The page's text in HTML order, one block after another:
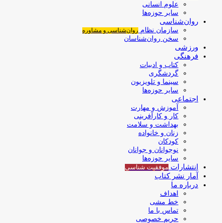
علوم انسانی
سایر حوزه‌ها
روان‌شناسی
سازمان نظام روان‌شناسی و مشاوره
سخن روان‌شناسان
ورزشی
فرهنگی
کتاب و ادبیات
گردشگری
سینما و تلویزیون
سایر حوزه‌ها
اجتماعی
آموزش و مهارت
کار و کارآفرینی
بهداشت و سلامت
زنان و خانواده
کودکان
نوجوانان و جوانان
سایر حوزه‌ها
انتشارات موفقیت‌ شناسی
آمار نشر کتاب
درباره ما
اهداف
خط مشی
تماس با ما
حریم خصوصی